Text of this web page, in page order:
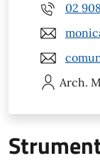
02
Arch.